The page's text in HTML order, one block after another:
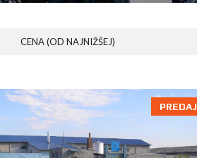
CENA (OD NAJNIŽŠEJ)
PREDAJ